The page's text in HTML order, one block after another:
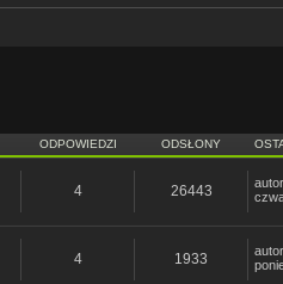
ODPOWIEDZI ODSŁONY
4 26443
4 1933